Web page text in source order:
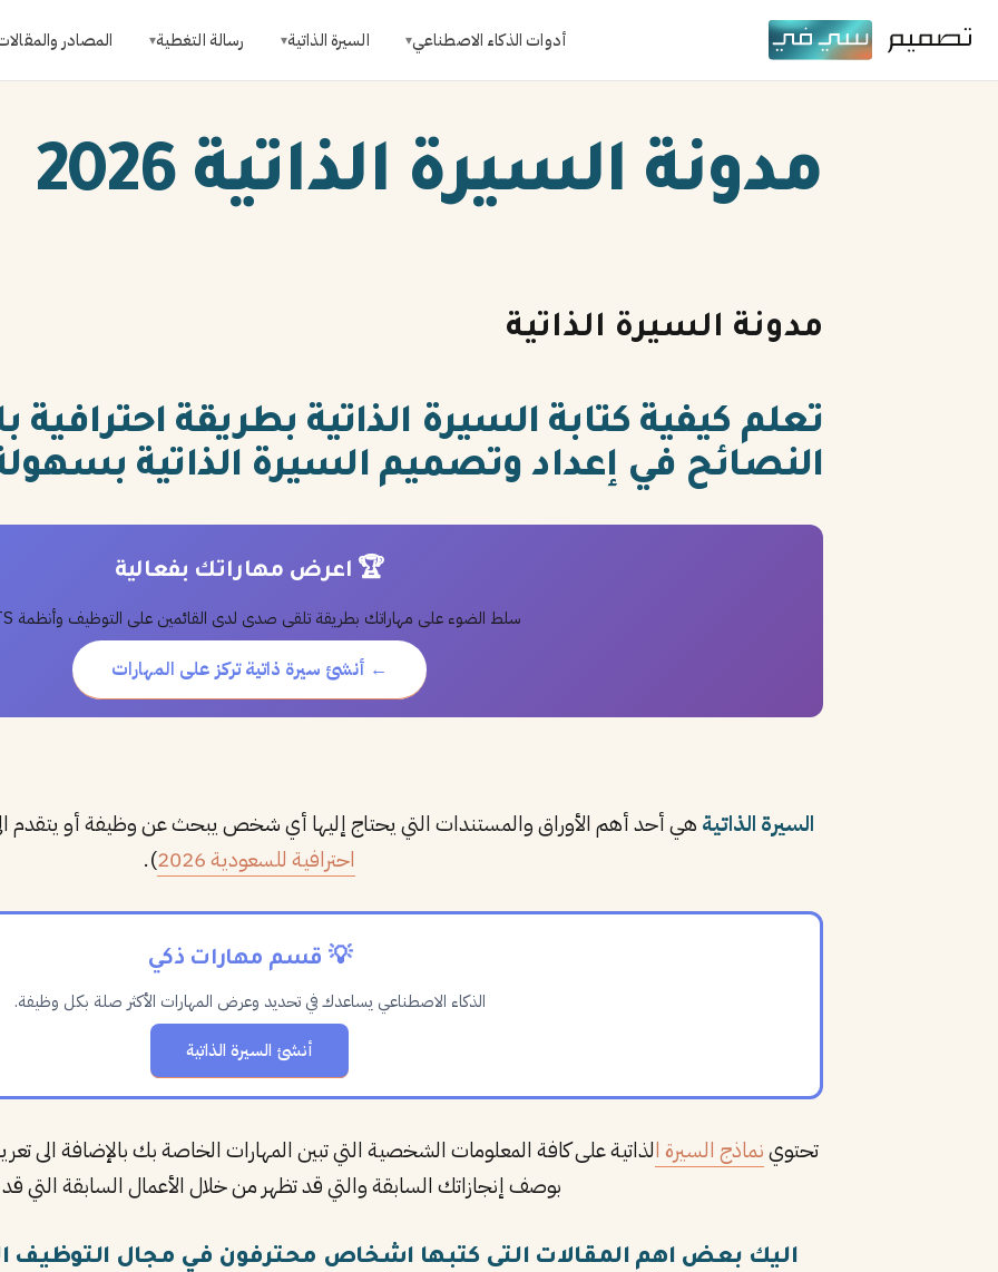
أدوات الذكاء الاصطناعي▾ السيرة الذاتية▾ رسالة التغطية▾ المصادر
مدونة السيرة الذاتية 2026
مدونة السيرة الذاتية
تعلم كيفية كتابة السيرة الذاتية بطريقة
النصائح في إعداد وتصميم السيرة الذاتية
🏆 اعرض مهاراتك بفعالية
سلط الضوء على مهاراتك بطريقة تلقى صدى لدى القائمين على التوظيف وأنظمة ATS.
← أنشئ سيرة ذاتية تركز على المهارات
السيرة الذاتية هي أحد أهم الأوراق والمستندات التي يحتاج إليها أي شخص يبحث عن وظيفة أو يتقدم
احترافية للسعودية 2026
).
💡 قسم مهارات ذكي
الذكاء الاصطناعي يساعدك في تحديد وعرض المهارات الأكثر صلة بكل وظيفة.
أنشئ السيرة الذاتية
تحتوينماذج السيرة الذاتية على كافة المعلومات الشخصية التي تبين المهارات الخاصة بك بالإضافة
بوصف إنجازاتك السابقة والتي قد تظهر من خلال الأعمال السابقة التي قد
اليك بعض اهم المقالات التى كتبها اشخاص محترفون في مجال